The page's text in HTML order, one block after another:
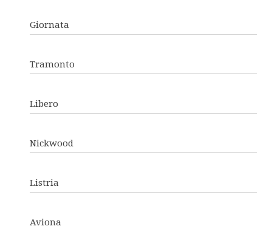
Giornata
Tramonto
Libero
Nickwood
Listria
Aviona